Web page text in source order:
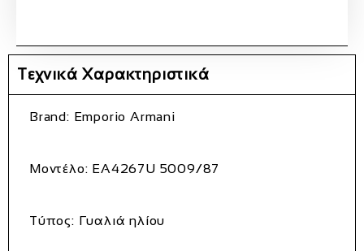
Τεχνικά Χαρακτηριστικά
Brand: Emporio Armani
Μοντέλο: EA4267U 5009/87
Τύπος: Γυαλιά ηλίου